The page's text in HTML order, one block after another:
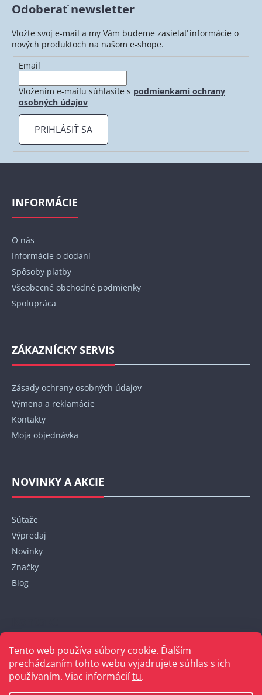
Tento web používa súbory cookie. Ďalším
prechádzaním tohto webu vyjadrujete súhlas s ich
používaním. Viac informáciítu.
Odoberať newsletter
Vložte svoj e-mail a my Vám budeme zasielať informácie o
nových produktoch na našom e-shope.
Email
Vložením e-mailu súhlasíte s podmienkami ochrany
osobných údajov
PRIHLÁSIŤ SA
Z
INFORMÁCIE
O nás
Informácie o dodaní
Spôsoby platby
Všeobecné obchodné podmienky
Spolupráca
ZÁKAZNÍCKY SERVIS
Zásady ochrany osobných údajov
Výmena a reklamácie
Kontakty
Moja objednávka
NOVINKY A AKCIE
Súťaže
Výpredaj
Novinky
Značky
Blog
+421 948 152 820